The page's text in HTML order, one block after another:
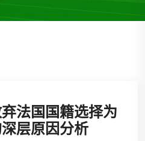
法国国籍选择为
层原因分析